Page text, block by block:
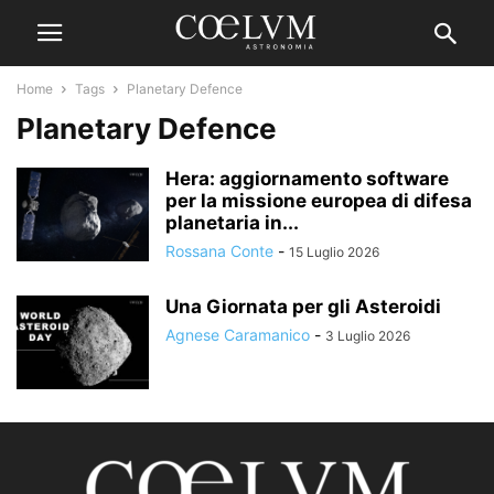
Home Tags Planetary Defence
Planetary Defence
Hera: aggiornamento software
per la missione europea di difesa
planetaria in...
Rossana Conte - 15 Luglio 2026
Una Giornata per gli Asteroidi
Agnese Caramanico - 3 Luglio 2026